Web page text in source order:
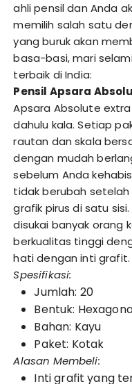
ahli pensil dan Anda
memilih salah satu
yang buruk akan
basa-basi, mari
terbaik di India:
Pensil Apsara
Apsara Absolute
dahulu kala. Setiap
rautan dan skala
dengan mudah
sebelum Anda
tidak berubah
grafik pirus di satu
disukai banyak orang
berkualitas tinggi
hati dengan inti
Spesifikasi:
Jumlah: 20
Bentuk:
Bahan: Kayu
Paket: Kotak
Alasan Membeli:
Inti grafit yang